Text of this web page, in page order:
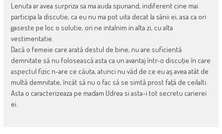
Lenuta ar avea surpriza sa ma auda spunand, indiferent cine mai
participa la discutie, ca eu nu ma pot uita decat la sânii ei, asa ca ori
gaseste pe loc o solutie, ori ne intalnim in alta zi, cu alta
vestimentatie.
Dacă o femeie care arată destul de bine, nu are suficientă
demnitate să nu folosească asta ca un avantaj într-o discuţie în care
aspectul fizic n-are ce căuta, atunci nu văd de ce eu aş avea atât de
multă demnitate, încât să nu o fac să se simtă prost faţă de ceilalti.
Asta o caracterizeaza pe madam Udrea si asta-i tot secretu carierei
ei.